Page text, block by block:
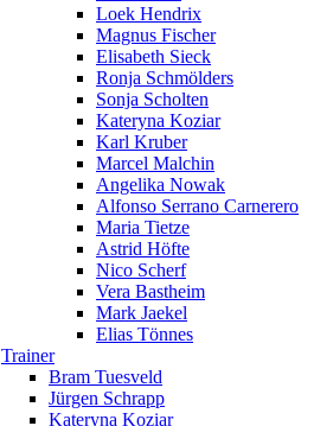
Loek Hendrix
Magnus Fischer
Elisabeth Sieck
Ronja Schmölders
Sonja Scholten
Kateryna Koziar
Karl Kruber
Marcel Malchin
Angelika Nowak
Alfonso Serrano Carnerero
Maria Tietze
Astrid Höfte
Nico Scherf
Vera Bastheim
Mark Jaekel
Elias Tönnes
Trainer
Bram Tuesveld
Jürgen Schrapp
Kateryna Koziar